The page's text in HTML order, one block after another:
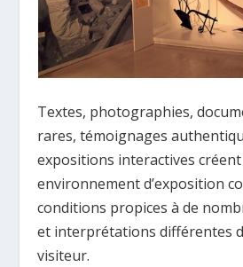
Textes, photographies,
rares, témoignages
expositions interactives
environnement d’exposition
conditions propices à de
et interprétations différentes
visiteur.